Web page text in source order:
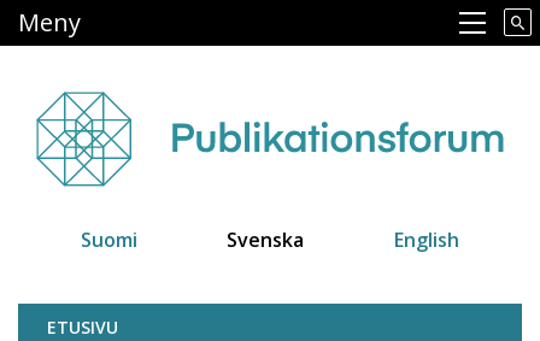
till
Main navigation
Meny
Suomi Svenska English
Julkaisufoorumi
ETUSIVU